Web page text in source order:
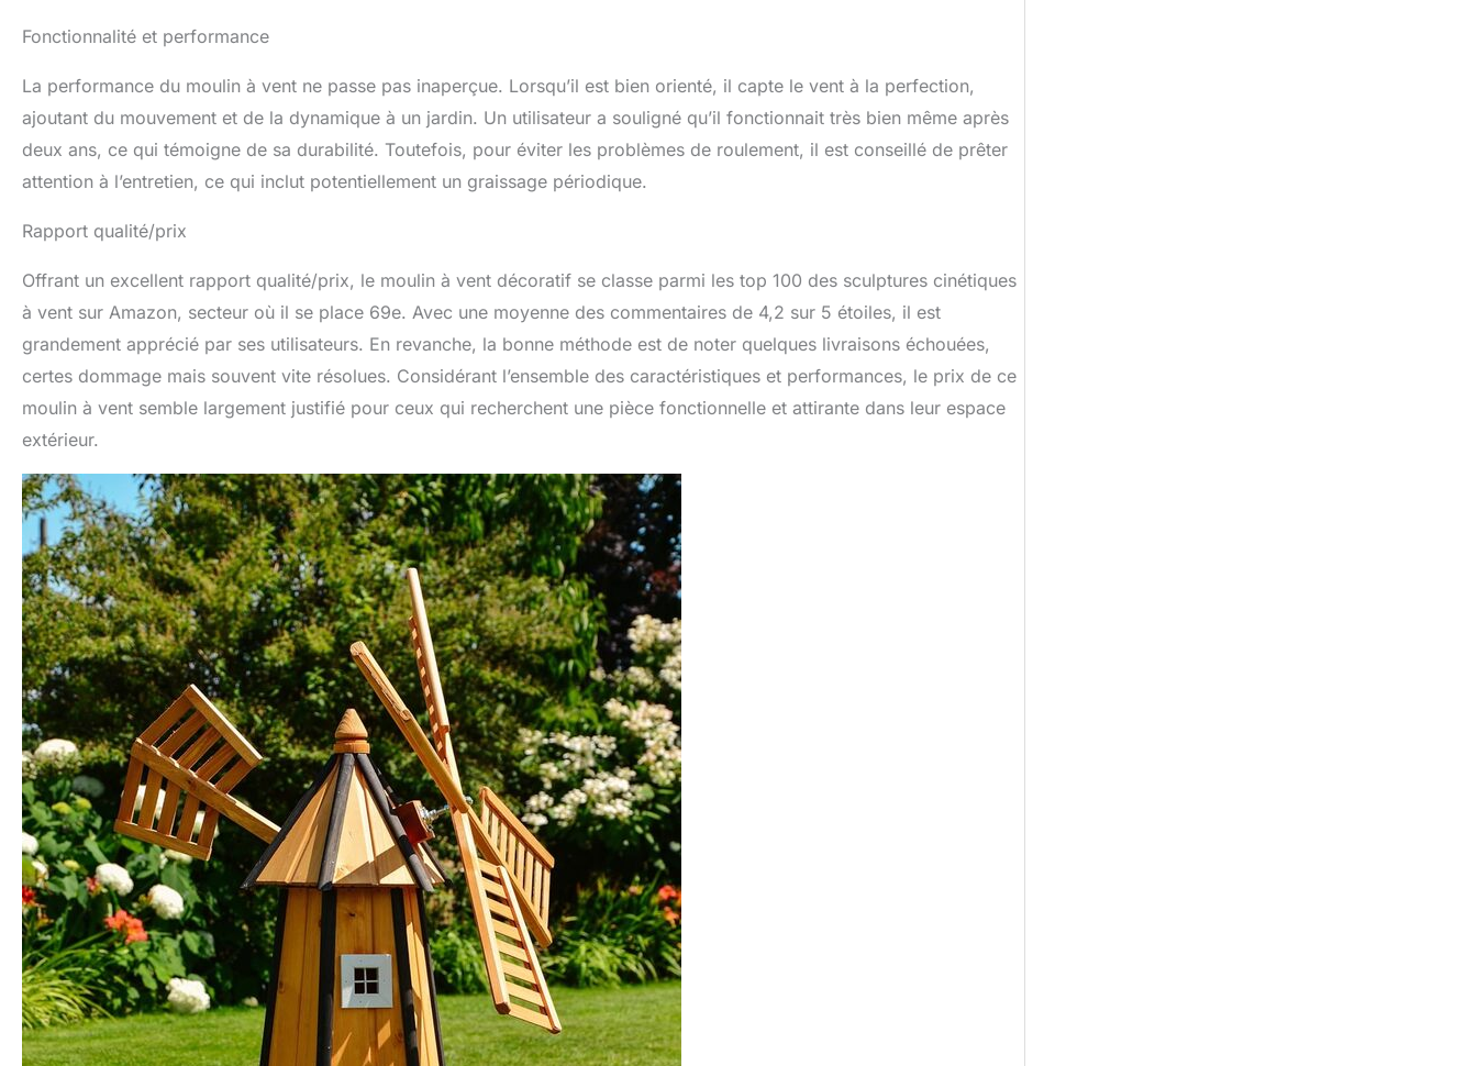
Fonctionnalité et performance
La performance du moulin à vent ne passe pas inaperçue. Lorsqu’il est bien orienté, il capte le vent à la perfection,
ajoutant du mouvement et de la dynamique à un jardin. Un utilisateur a souligné qu’il fonctionnait très bien même après
deux ans, ce qui témoigne de sa durabilité. Toutefois, pour éviter les problèmes de roulement, il est conseillé de prêter
attention à l’entretien, ce qui inclut potentiellement un graissage périodique.
Rapport qualité/prix
Offrant un excellent rapport qualité/prix, le moulin à vent décoratif se classe parmi les top 100 des sculptures cinétiques
à vent sur Amazon, secteur où il se place 69e. Avec une moyenne des commentaires de 4,2 sur 5 étoiles, il est
grandement apprécié par ses utilisateurs. En revanche, la bonne méthode est de noter quelques livraisons échouées,
certes dommage mais souvent vite résolues. Considérant l’ensemble des caractéristiques et performances, le prix de ce
moulin à vent semble largement justifié pour ceux qui recherchent une pièce fonctionnelle et attirante dans leur espace
extérieur.